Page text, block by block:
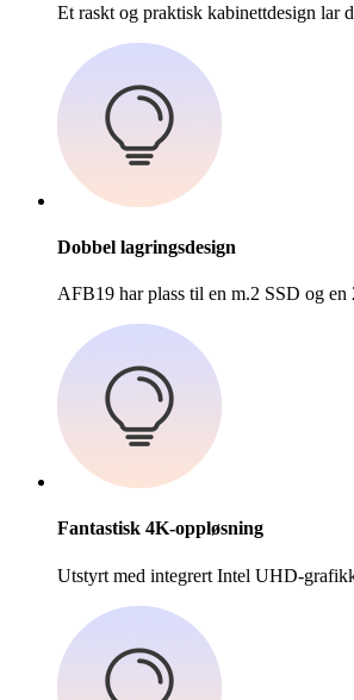
Et raskt og praktisk kabinettdesign lar
Dobbel lagringsdesign
AFB19 har plass til en m.2 SSD og en
Fantastisk 4K-oppløsning
Utstyrt med integrert Intel UHD-